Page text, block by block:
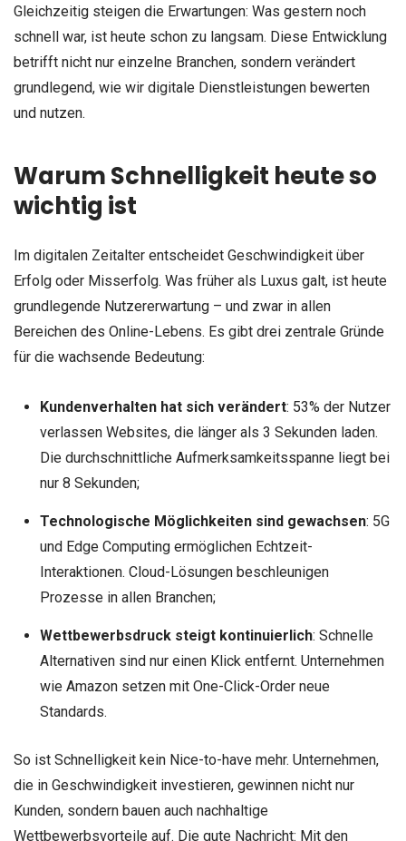
Gleichzeitig steigen die Erwartungen: Was gestern noch
schnell war, ist heute schon zu langsam. Diese Entwicklung
betrifft nicht nur einzelne Branchen, sondern verändert
grundlegend, wie wir digitale Dienstleistungen bewerten
und nutzen.
Warum Schnelligkeit heute so
wichtig ist
Im digitalen Zeitalter entscheidet Geschwindigkeit über
Erfolg oder Misserfolg. Was früher als Luxus galt, ist heute
grundlegende Nutzererwartung – und zwar in allen
Bereichen des Online-Lebens. Es gibt drei zentrale Gründe
für die wachsende Bedeutung:
Kundenverhalten hat sich verändert: 53% der Nutzer
verlassen Websites, die länger als 3 Sekunden laden.
Die durchschnittliche Aufmerksamkeitsspanne liegt bei
nur 8 Sekunden;
Technologische Möglichkeiten sind gewachsen: 5G
und Edge Computing ermöglichen Echtzeit-
Interaktionen. Cloud-Lösungen beschleunigen
Prozesse in allen Branchen;
Wettbewerbsdruck steigt kontinuierlich: Schnelle
Alternativen sind nur einen Klick entfernt. Unternehmen
wie Amazon setzen mit One-Click-Order neue
Standards.
So ist Schnelligkeit kein Nice-to-have mehr. Unternehmen,
die in Geschwindigkeit investieren, gewinnen nicht nur
Kunden, sondern bauen auch nachhaltige
Wettbewerbsvorteile auf. Die gute Nachricht: Mit den